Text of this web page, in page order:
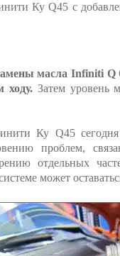
Ку Q45 с
масла Infiniti Q
ходу.Затем уровень
Ку Q45
проблем,
отдельных
может